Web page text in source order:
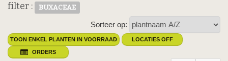
filter : BUXACEAE
Sorteer op:
TOON ENKEL PLANTEN IN VOORRAAD LOCATIES OFF
ORDERS